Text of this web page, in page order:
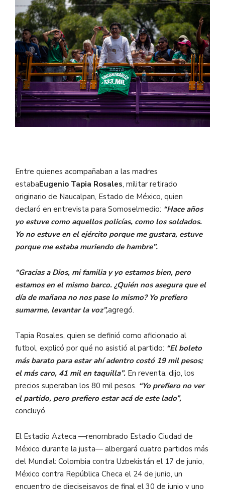
Entre quienes acompañaban a las madres
estabaEugenio Tapia Rosales, militar retirado
originario de Naucalpan, Estado de México, quien
declaró en entrevista para Somoselmedio: “Hace años
yo estuve como aquellos policías, como los soldados.
Yo no estuve en el ejército porque me gustara, estuve
porque me estaba muriendo de hambre”.
“Gracias a Dios, mi familia y yo estamos bien, pero
estamos en el mismo barco. ¿Quién nos asegura que el
día de mañana no nos pase lo mismo? Yo prefiero
sumarme, levantar la voz”,agregó.
Tapia Rosales, quien se definió como aficionado al
futbol, explicó por qué no asistió al partido: “El boleto
más barato para estar ahí adentro costó 19 mil pesos;
el más caro, 41 mil en taquilla”. En reventa, dijo, los
precios superaban los 80 mil pesos. “Yo prefiero no ver
el partido, pero prefiero estar acá de este lado”,
concluyó.
El Estadio Azteca —renombrado Estadio Ciudad de
México durante la justa— albergará cuatro partidos más
del Mundial: Colombia contra Uzbekistán el 17 de junio,
México contra República Checa el 24 de junio, un
encuentro de dieciseisavos de final el 30 de junio y uno